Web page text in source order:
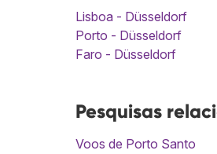
Lisboa - Düsseldorf
Porto - Düsseldorf
Faro - Düsseldorf
Pesquisas
Voos de Porto Santo